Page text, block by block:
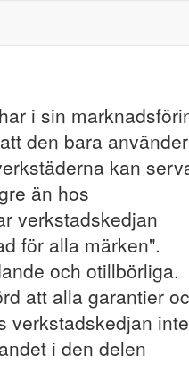
i sin
den bara använder
kan
än hos
verkstadskedjan
för alla märken".
och otillbörliga.
att alla garantier
verkstadskedjan inte
i den delen